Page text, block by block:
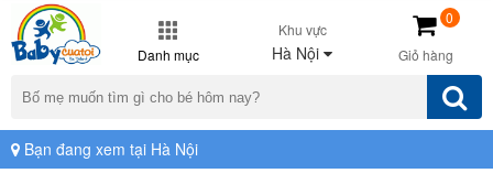
Danh mục
Khu vực
Hà Nội Giỏ hàng
0
Bạn đang xem tại Hà Nội